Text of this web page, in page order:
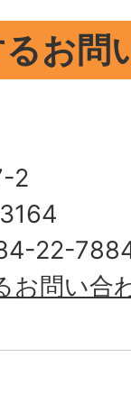
お問
2
22-
お問い合